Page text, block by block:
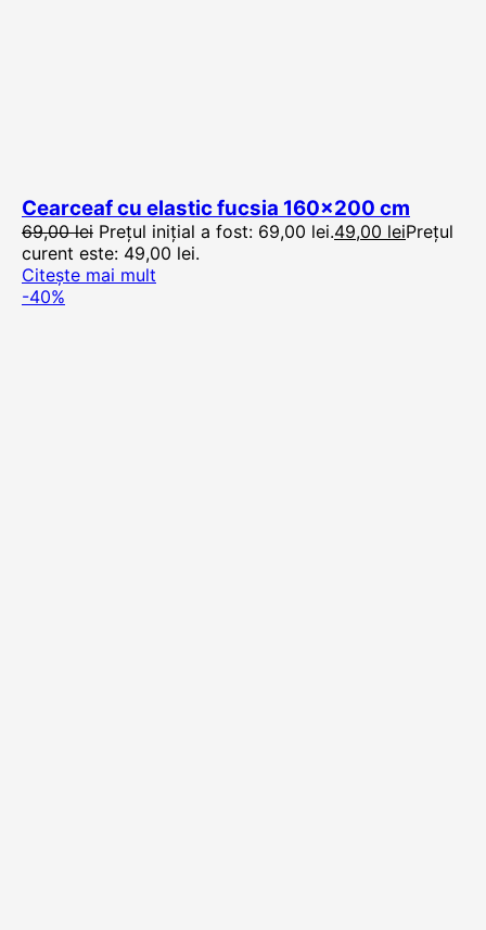
Cearceaf cu elastic fucsia 160×200 cm
69,00lei Prețul inițial a fost: 69,00 lei.49,00 leiPrețul
curent este: 49,00 lei.
Citește mai mult
-40%